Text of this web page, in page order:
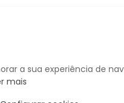
a sua experiência de
mais